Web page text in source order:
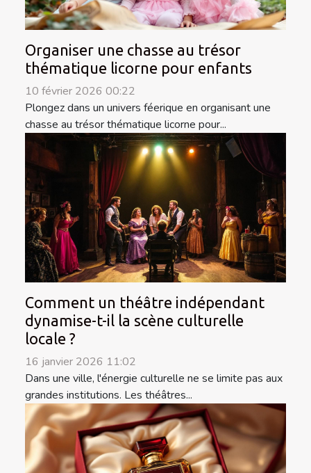
Organiser une chasse au trésor
thématique licorne pour enfants
10 février 2026 00:22
Plongez dans un univers féerique en organisant une
chasse au trésor thématique licorne pour...
Comment un théâtre indépendant
dynamise-t-il la scène culturelle
locale ?
16 janvier 2026 11:02
Dans une ville, l'énergie culturelle ne se limite pas aux
grandes institutions. Les théâtres...